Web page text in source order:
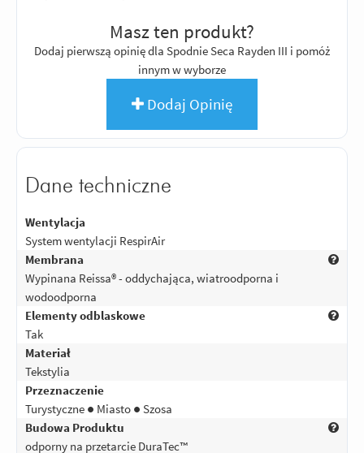
Masz ten produkt?
Dodaj pierwszą opinię dla Spodnie Seca Rayden III i pomóż
innym w wyborze
Dodaj Opinię
Dane techniczne
Wentylacja
System wentylacji RespirAir
Membrana
Wypinana Reissa® - oddychająca, wiatroodporna i
wodoodporna
Elementy odblaskowe
Tak
Materiał
Tekstylia
Przeznaczenie
Turystyczne ● Miasto ● Szosa
Budowa Produktu
odporny na przetarcie DuraTec™